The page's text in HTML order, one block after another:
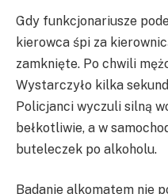
Gdy funkcjonariusze
kierowca śpi za
zamknięte. Po chwili
Wystarczyło kilka
Policjanci wyczuli silną
bełkotliwie, a w
buteleczek po alkoholu.
Badanie alkomatem nie